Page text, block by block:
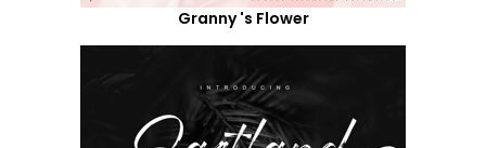
Granny 's Flower